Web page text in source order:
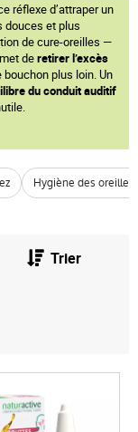
réflexe d’attraper un
douces et plus
de cure-oreilles —
deretirer l’excès
bouchon plus loin. Un
du conduit auditif
Hygiène des oreilles
Trier